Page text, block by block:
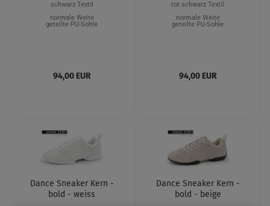
schwarz Textil
normale Weite
geteilte PU-Sohle
94,00 EUR
rot schwarz Textil
normale Weite
geteilte PU-Sohle
94,00 EUR
Dance Sneaker Kern -
bold - weiss
Dance Sneaker Kern -
bold - beige